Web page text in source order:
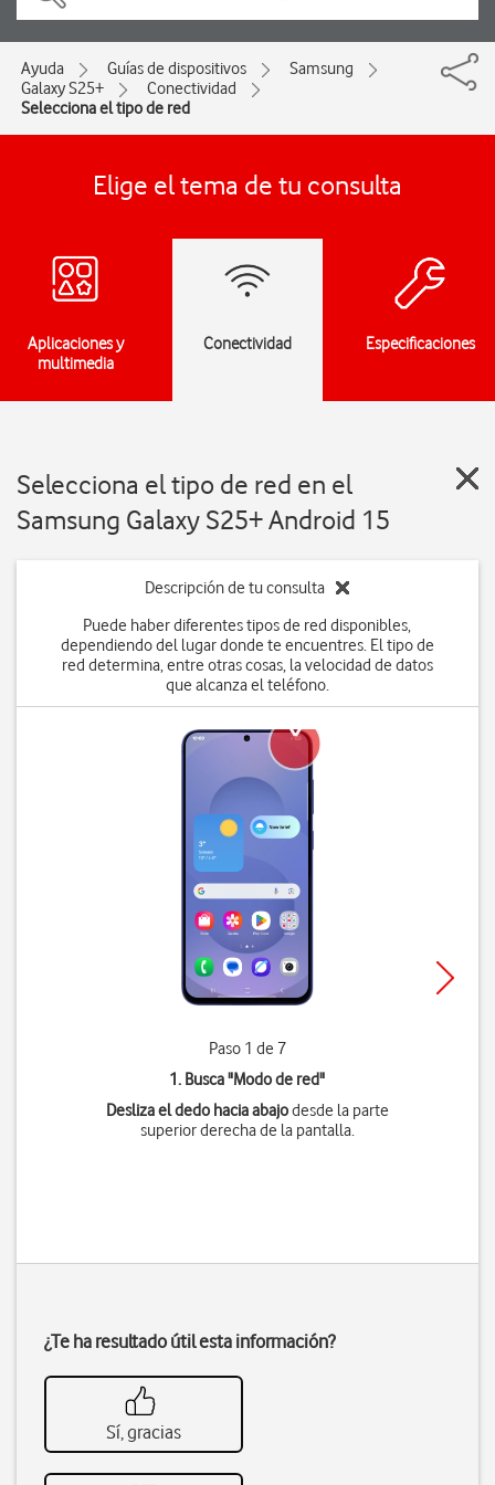
Ayuda Guías de dispositivos
Samsung
Galaxy S25+
Conectividad
Selecciona el tipo de red
Elige el tema de tu consulta
Aplicaciones y
multimedia
Conectividad Especificaciones
Selecciona el tipo de red en el
Samsung Galaxy S25+ Android 15
Descripción de tu consulta
Puede haber diferentes tipos de red disponibles,
dependiendo del lugar donde te encuentres. El tipo de
red determina, entre otras cosas, la velocidad de datos
que alcanza el teléfono.
Paso 1 de 7
1. Busca "Modo de red"
Desliza el dedo hacia abajodesde la parte
superior derecha de la pantalla.
¿Te ha resultado útil esta información?
Sí, gracias